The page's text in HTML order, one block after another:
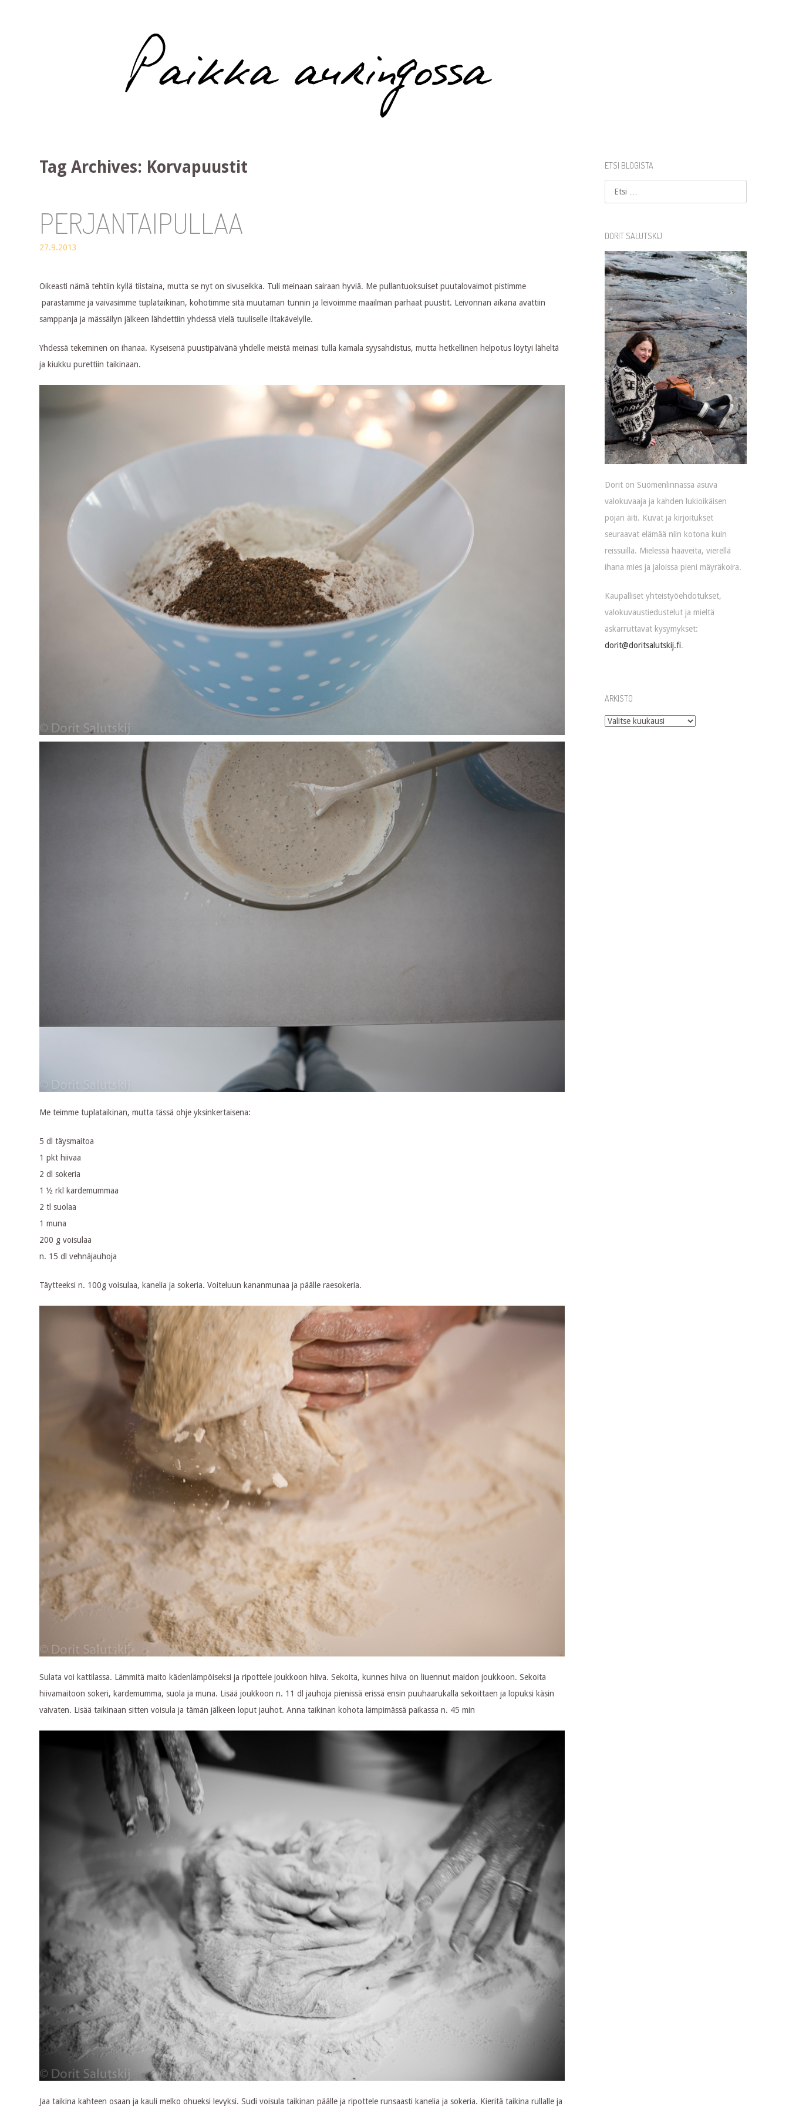
Paikka auringossa
Tag Archives: Korvapuustit
PERJANTAIPULLAA
27.9.2013
Oikeasti nämä tehtiin kyllä tiistaina, mutta se nyt on sivuseikka. Tuli meinaan sairaan hyviä. Me pullantuoksuiset puutalovaimot pistimme
parastamme ja vaivasimme tuplataikinan, kohotimme sitä muutaman tunnin ja leivoimme maailman parhaat puustit. Leivonnan aikana avattiin
samppanja ja mässäilyn jälkeen lähdettiin yhdessä vielä tuuliselle iltakävelylle.
Yhdessä tekeminen on ihanaa. Kyseisenä puustipäivänä yhdelle meistä meinasi tulla kamala syysahdistus, mutta hetkellinen helpotus löytyi läheltä
ja kiukku purettiin taikinaan.
Me teimme tuplataikinan, mutta tässä ohje yksinkertaisena:
5 dl täysmaitoa
1 pkt hiivaa
2 dl sokeria
1 ½ rkl kardemummaa
2 tl suolaa
1 muna
200 g voisulaa
n. 15 dl vehnäjauhoja
Täytteeksi n. 100g voisulaa, kanelia ja sokeria. Voiteluun kananmunaa ja päälle raesokeria.
Sulata voi kattilassa. Lämmitä maito kädenlämpöiseksi ja ripottele joukkoon hiiva. Sekoita, kunnes hiiva on liuennut maidon joukkoon. Sekoita
hiivamaitoon sokeri, kardemumma, suola ja muna. Lisää joukkoon n. 11 dl jauhoja pienissä erissä ensin puuhaarukalla sekoittaen ja lopuksi käsin
vaivaten. Lisää taikinaan sitten voisula ja tämän jälkeen loput jauhot. Anna taikinan kohota lämpimässä paikassa n. 45 min
Jaa taikina kahteen osaan ja kauli melko ohueksi levyksi. Sudi voisula taikinan päälle ja ripottele runsaasti kanelia ja sokeria. Kieritä taikina rullalle ja
ETSI BLOGISTA
Etsi
DORIT SALUTSKIJ
Dorit on Suomenlinnassa asuva
valokuvaaja ja kahden lukioikäisen
pojan äiti. Kuvat ja kirjoitukset
seuraavat elämää niin kotona kuin
reissuilla. Mielessä haaveita, vierellä
ihana mies ja jaloissa pieni mäyräkoira.
Kaupalliset yhteistyöehdotukset,
valokuvaustiedustelut ja mieltä
askarruttavat kysymykset:
dorit@doritsalutskij.fi.
ARKISTO
Arkisto